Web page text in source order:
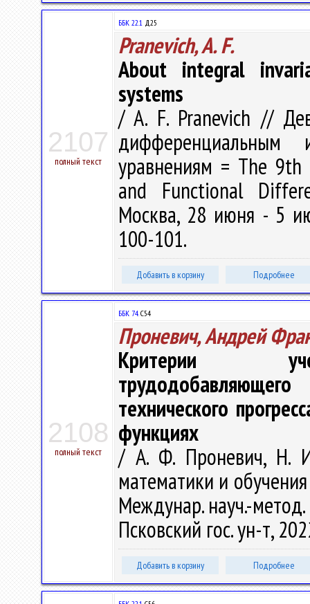
2107
полный текст
ББК 22.1 Д25
Pranevich, A. F.
About integral
systems
/ A. F. Pranevich //
дифференциальным
уравнениям = The
and Functional
Москва, 28 июня - 5
100-101.
Добавить в корзину Подробнее
2108
полный текст
ББК 74.С54
Проневич, Андрей
Критерии
технического
функциях
/ А. Ф. Проневич, Н.
математики и
Междунар. науч.-
Псковский гос. ун-т,
Добавить в корзину Подробнее